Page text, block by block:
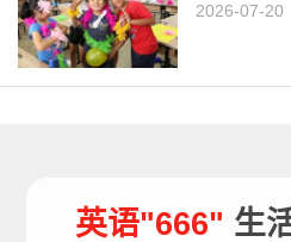
2026-07-20
英语"666" 生